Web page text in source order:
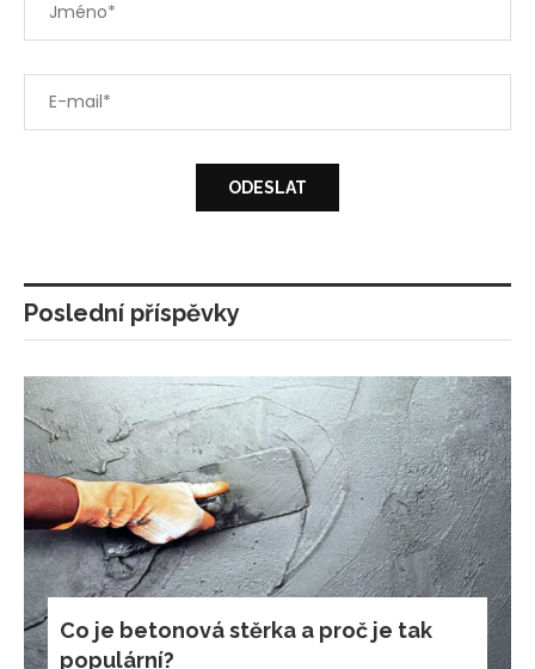
Poslední příspěvky
Co je betonová stěrka a proč je tak
populární?